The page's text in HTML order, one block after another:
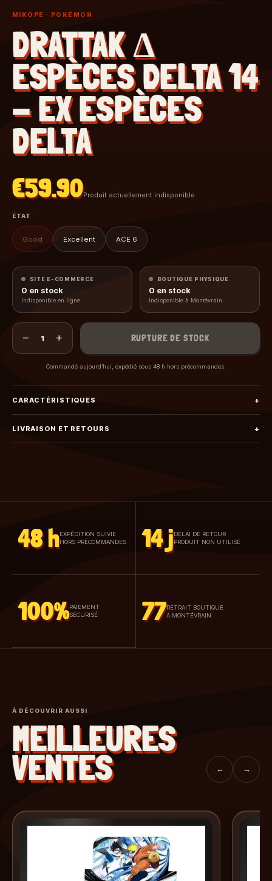
MIKOPE · POKÉMON
DRATTAK Δ
ESPÈCES DELTA 14
- EX ESPÈCES
DELTA
€59.90Produit actuellement indisponible
ÉTAT
Good Excellent ACE 6
SITE E-COMMERCE
0 en stock
Indisponible en ligne
BOUTIQUE PHYSIQUE
0 en stock
Indisponible à Montévrain
− 1 + RUPTURE DE STOCK
Commandé aujourd’hui, expédié sous 48 h hors précommandes.
CARACTÉRISTIQUES +
LIVRAISON ET RETOURS +
48 h EXPÉDITION SUIVIE
HORS PRÉCOMMANDES
14 jDÉLAI DE RETOUR
PRODUIT NON UTILISÉ
100% PAIEMENT
SÉCURISÉ
77RETRAIT BOUTIQUE
À MONTÉVRAIN
À DÉCOUVRIR AUSSI
MEILLEURES
VENTES ← →